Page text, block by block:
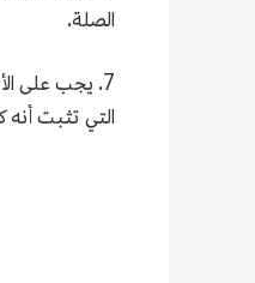
الصلة.
7. يجب على
التي تثبت